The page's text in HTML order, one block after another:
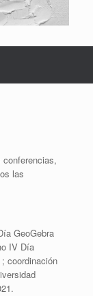
las
GeoGebra
IV Día
coordinación